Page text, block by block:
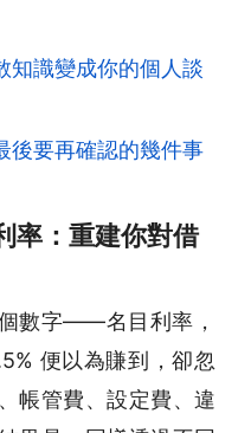
知識變成你的個人談
後要再確認的幾件事
率：重建你對借
數字——名目利率，
便以為賺到，卻忽
帳管費、設定費、違